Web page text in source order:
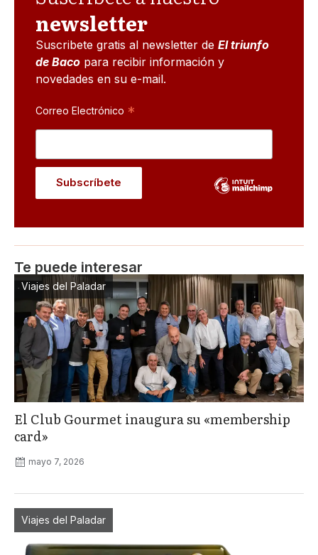
newsletter
Suscribete gratis al newsletter de El triunfo
de Baco para recibir información y
novedades en su e-mail.
Correo Electrónico *
Te puede interesar
Viajes del Paladar
El Club Gourmet inaugura su «membership
card»
mayo 7, 2026
Viajes del Paladar